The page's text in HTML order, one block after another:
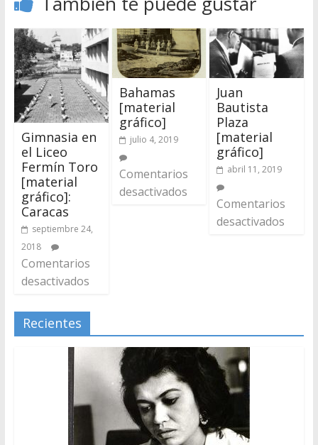
Gimnasia en
el Liceo
Fermín Toro
[material
gráfico]:
Caracas
septiembre 24,
2018
Comentarios
desactivados
Bahamas
[material
gráfico]
julio 4, 2019
Comentarios
desactivados
Juan
Bautista
Plaza
[material
gráfico]
abril 11, 2019
Comentarios
desactivados
Recientes